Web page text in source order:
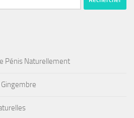
Pénis Naturellement